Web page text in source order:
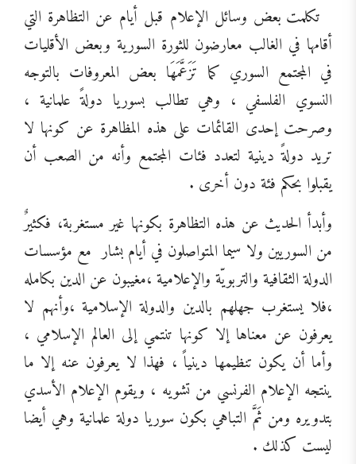
تكلمت بعض وسائل الإعلام قبل أيام عن التظاهرة التي
أقامها في الغالب معارضون للثورة السورية وبعض الأقليات
في المجتمع السوري كما تَزَعَّمَهَا بعض المعروفات بالتوجه
النسوي الفلسفي ، وهي تطالب بسوريا دولةً علمانية ،
وصرحت إحدى القائمات على هذه المظاهرة عن كونها لا
تريد دولةً دينية لتعدد فئات المجتمع وأنه من الصعب أن
يقبلوا بحكم فئة دون أخرى .
وأبدأ الحديث عن هذه التظاهرة بكونها غير مستغربة، فكثيرٌ
من السوريين ولا سيما المتواصلون في أيام بشار مع مؤسسات
الدولة الثقافية والتربويّة والإعلامية ،مغيبون عن الدين بكامله
،فلا يستغرب جهلهم بالدين والدولة الإسلامية ،وأنهم لا
يعرفون عن معناها إلا كونها تنتمي إلى العالم الإسلامي ،
وأما أن يكون تنظيمها دينياً ، فهذا لا يعرفون عنه إلا ما
ينتجه الإعلام الفرنسي من تشويه ، ويقوم الإعلام الأسدي
بتدويره ومن ثَمَّ التباهي بكون سوريا دولة علمانية وهي أيضا
ليست كذلك .